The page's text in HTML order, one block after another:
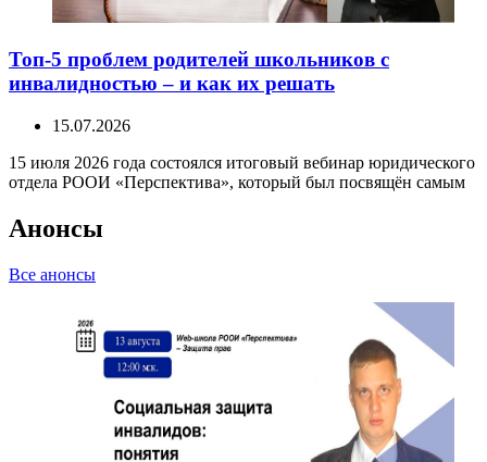
Топ-5 проблем родителей школьников с
инвалидностью – и как их решать
15.07.2026
15 июля 2026 года состоялся итоговый вебинар юридического
отдела РООИ «Перспектива», который был посвящён самым
Анонсы
Все анонсы